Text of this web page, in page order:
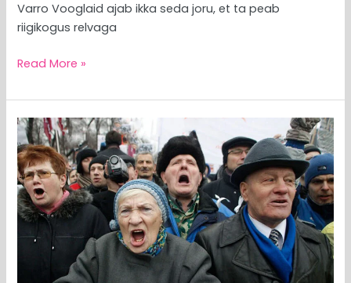
Varro Vooglaid ajab ikka seda joru, et ta peab
riigikogus relvaga
Read More »
MEEDIAVALVUR:
konservatnikute
märatsemine
riigikogus
häbistab
eesti
konservatismi